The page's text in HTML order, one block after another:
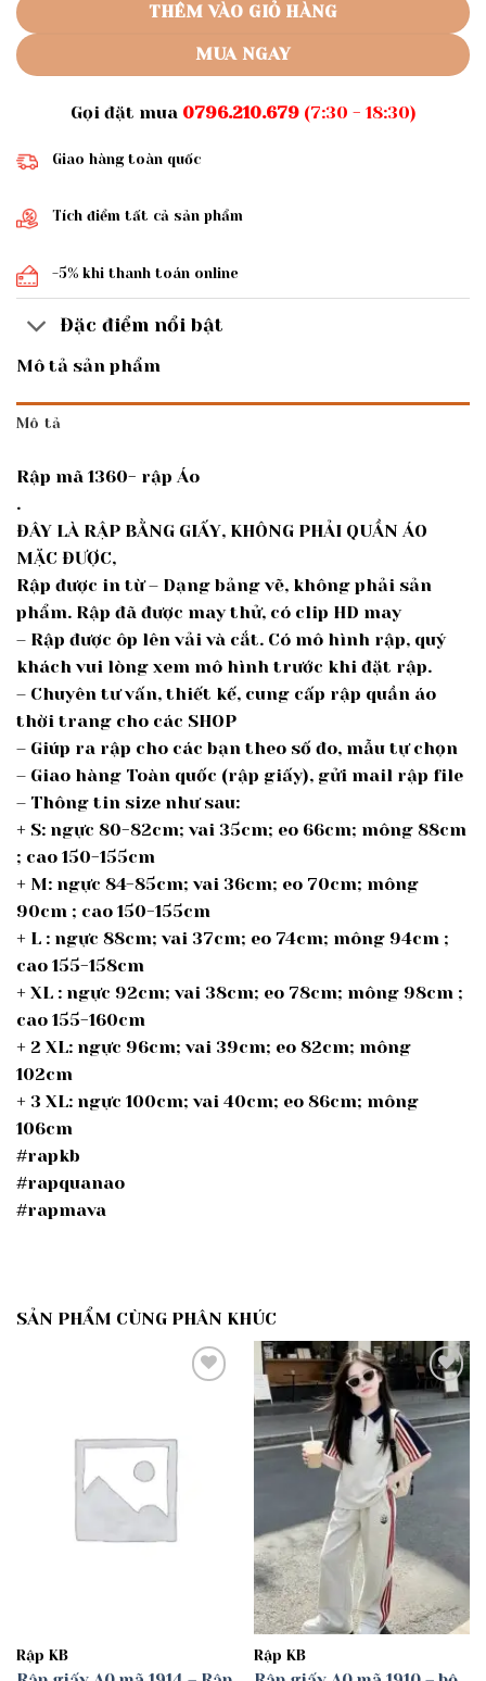
THÊM VÀO GIỎ HÀNG
MUA NGAY
Gọi đặt mua 0796.210.679(7:30 - 18:30)
Giao hàng toàn quốc
Tích điểm tất cả sản phẩm
-5% khi thanh toán online
Đặc điểm nổi bật
Mô tả sản phẩm
Mô tả
Rập mã 1360- rập Áo
.
ĐÂY LÀ RẬP BẰNG GIẤY, KHÔNG PHẢI QUẦN ÁO
MẶC ĐƯỢC,
Rập được in từ – Dạng bảng vẽ, không phải sản
phẩm. Rập đã được may thử, có clip HD may
– Rập được ôp lên vải và cắt. Có mô hình rập, quý
khách vui lòng xem mô hình trước khi đặt rập.
– Chuyên tư vấn, thiết kế, cung cấp rập quần áo
thời trang cho các SHOP
– Giúp ra rập cho các bạn theo số đo, mẫu tự chọn
– Giao hàng Toàn quốc (rập giấy), gửi mail rập file
– Thông tin size như sau:
+ S: ngực 80-82cm; vai 35cm; eo 66cm; mông 88cm
; cao 150-155cm
+ M: ngực 84-85cm; vai 36cm; eo 70cm; mông
90cm ; cao 150-155cm
+ L : ngực 88cm; vai 37cm; eo 74cm; mông 94cm ;
cao 155-158cm
+ XL : ngực 92cm; vai 38cm; eo 78cm; mông 98cm ;
cao 155-160cm
+ 2 XL: ngực 96cm; vai 39cm; eo 82cm; mông
102cm
+ 3 XL: ngực 100cm; vai 40cm; eo 86cm; mông
106cm
#rapkb
#rapquanao
#rapmava
SẢN PHẨM CÙNG PHÂN KHÚC
Rập KB
Add to
wishlist
Rập KB